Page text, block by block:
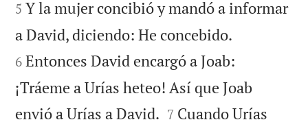
5 Y la mujer concibió y mandó a informar
a David, diciendo: He concebido.
6 Entonces David encargó a Joab:
¡Tráeme a Urías heteo! Así que Joab
envió a Urías a David. 

7 Cuando Urías